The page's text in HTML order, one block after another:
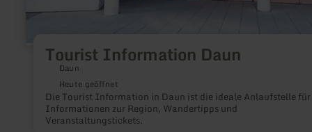
Tourist Information Daun
Daun
Heute geöffnet
Die Tourist Information in Daun ist die ideale Anlaufstelle für
Informationen zur Region, Wandertipps und
Veranstaltungstickets.